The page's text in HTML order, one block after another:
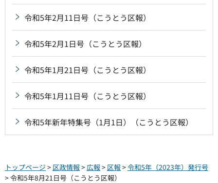
令和5年2月11日号（こうとう区報）
令和5年2月1日号（こうとう区報）
令和5年1月21日号（こうとう区報）
令和5年1月11日号（こうとう区報）
令和5年新年特集号（1月1日）（こうとう区報）
トップページ > 区政情報 > 広報 > 区報 >令和5年（2023年）発行号
> 令和5年8月21日号（こうとう区報）